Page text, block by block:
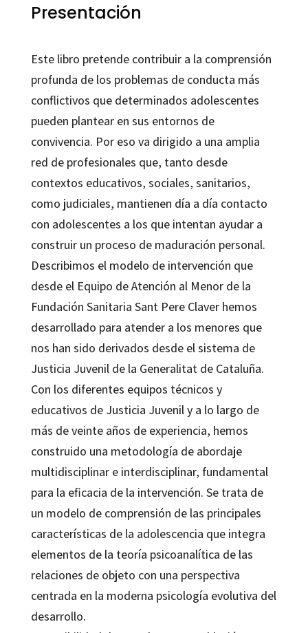
Presentación
Este libro pretende contribuir a la comprensión
profunda de los problemas de conducta más
conflictivos que determinados adolescentes
pueden plantear en sus entornos de
convivencia. Por eso va dirigido a una amplia
red de profesionales que, tanto desde
contextos educativos, sociales, sanitarios,
como judiciales, mantienen día a día contacto
con adolescentes a los que intentan ayudar a
construir un proceso de maduración personal.
Describimos el modelo de intervención que
desde el Equipo de Atención al Menor de la
Fundación Sanitaria Sant Pere Claver hemos
desarrollado para atender a los menores que
nos han sido derivados desde el sistema de
Justicia Juvenil de la Generalitat de Cataluña.
Con los diferentes equipos técnicos y
educativos de Justicia Juvenil y a lo largo de
más de veinte años de experiencia, hemos
construido una metodología de abordaje
multidisciplinar e interdisciplinar, fundamental
para la eficacia de la intervención. Se trata de
un modelo de comprensión de las principales
características de la adolescencia que integra
elementos de la teoría psicoanalítica de las
relaciones de objeto con una perspectiva
centrada en la moderna psicología evolutiva del
desarrollo.